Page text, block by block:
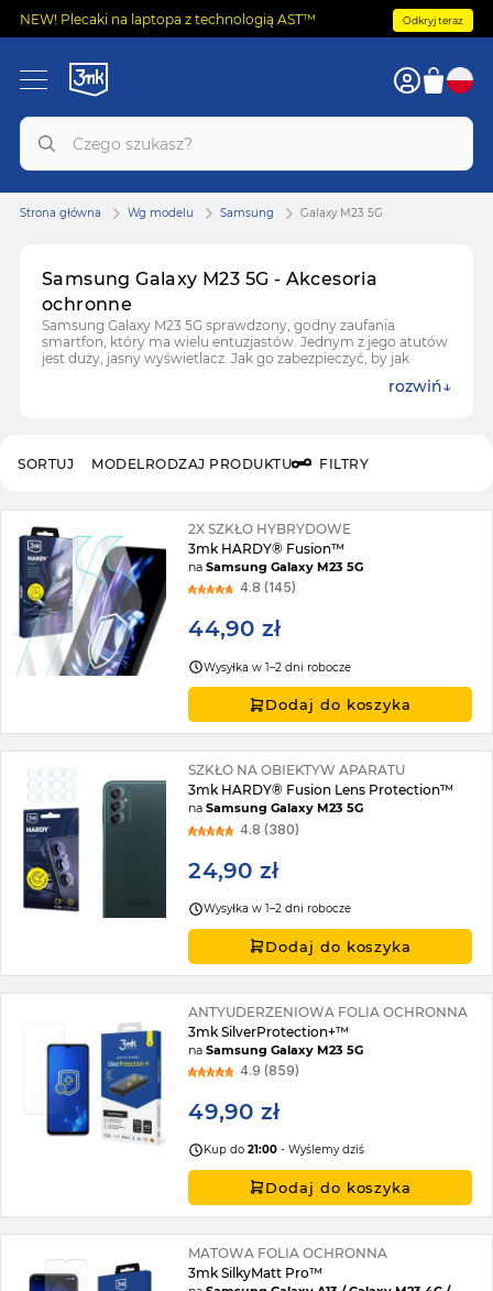
NEW! Plecaki na laptopa z technologią AST™ Odkryj teraz
Samsung Galaxy M23 5G - Akcesoria
ochronne
Samsung Galaxy M23 5G sprawdzony, godny zaufania
smartfon, który ma wielu entuzjastów. Jednym z jego atutów
jest duży, jasny wyświetlacz. Jak go zabezpieczyć, by jak
dedykowane akcesoria z naszego sklepu — wprost odrozwiń
Strona główna Wg modelu Samsung Galaxy M23 5G
MODELRODZAJ PRODUKTU FILTRY
SORTUJ
2X SZKŁO HYBRYDOWE
3mk HARDY® Fusion™
naSamsung Galaxy M23 5G
4.8 (145)
44,90 zł
Wysyłka w 1–2 dni robocze
Dodaj do koszyka
SZKŁO NA OBIEKTYW APARATU
3mk HARDY® Fusion Lens Protection™
naSamsung Galaxy M23 5G
4.8 (380)
24,90 zł
Wysyłka w 1–2 dni robocze
Dodaj do koszyka
ANTYUDERZENIOWA FOLIA OCHRONNA
3mk SilverProtection+™
naSamsung Galaxy M23 5G
4.9 (859)
49,90 zł
Kup do21:00 - Wyślemy dziś
Dodaj do koszyka
MATOWA FOLIA OCHRONNA
3mk SilkyMatt Pro™